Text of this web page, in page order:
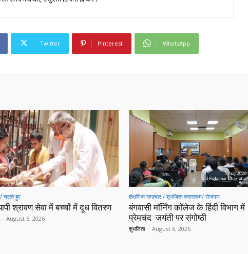
Twitter Pinterest WhatsApp
चलते हुए
श्रावण सेवा में बच्चों में दूध वितरण
- August 6, 2026
शैक्षणिक समाचार / शुभजिता क्सासरूम/ रोजगार
बंगवासी मॉर्निंग कॉलेज के हिंदी विभाग में
प्रेमचंद जयंती पर संगोष्ठी
शुभजिता - August 6, 2026